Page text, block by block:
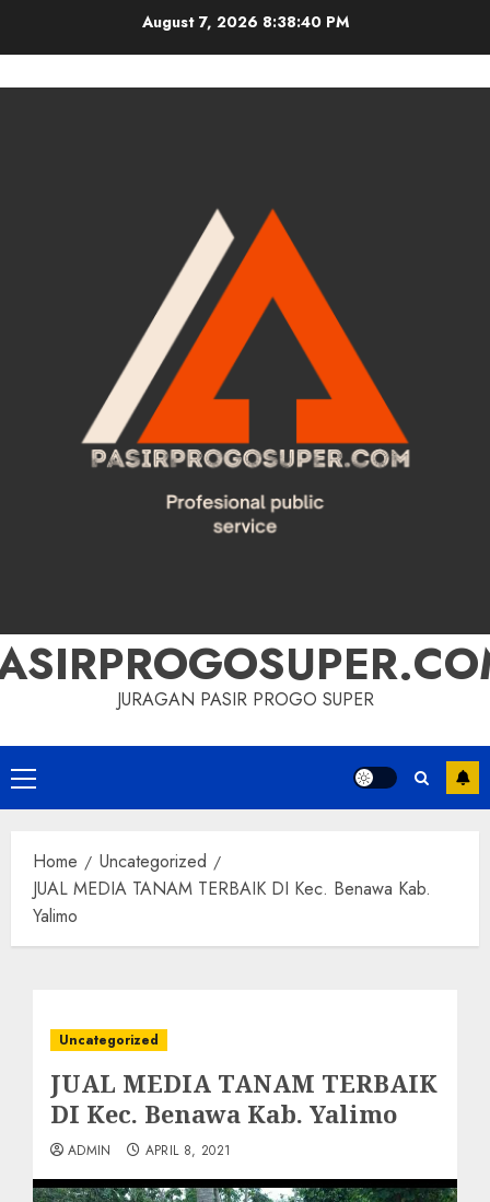
August 7, 2026 8:38:40 PM
JURAGAN PASIR PROGO SUPER
Primary
Menu
Home
Uncategorized
JUAL MEDIA TANAM TERBAIK DI Kec. Benawa Kab.
Yalimo
Uncategorized
JUAL MEDIA TANAM TERBAIK
DI Kec. Benawa Kab. Yalimo
ADMIN APRIL 8, 2021